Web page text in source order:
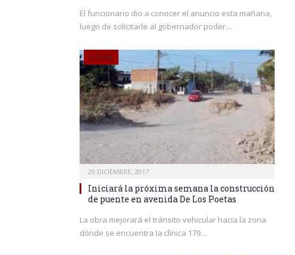
El funcionario dio a conocer el anuncio esta mañana,
luego de solicitarle al gobernador poder…
LOCAL
20 DICIEMBRE, 2017
Iniciará la próxima semana la construcción
de puente en avenida De Los Poetas
La obra mejorará el tránsito vehicular hacia la zona
dónde se encuentra la clínica 179…